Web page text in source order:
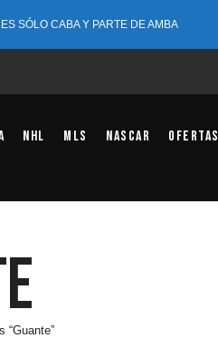
SÓLO CABA Y PARTE DE AMBA
NHL MLS NASCAR
Ofertas
“Guante”